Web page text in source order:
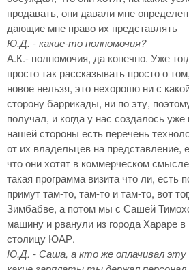
продавать, они давали мне
дающие мне право их представлять
Ю.Д. - какие-то полномочия?
А.К.- полномочия, да конечно. Уже
просто так рассказывать просто о
новое нельзя, это нехорошо ни с
сторону баррикады, ни по эту,
получал, и когда у нас создалось уже
нашей стороны есть перечень
от их владельцев на представление,
что они хотят в коммерческом
такая программа визита что ли, есть
примут там-то, там-то и там-то, вот
Зимбабве, а потом мы с Сашей
машину и рванули из города Хараре в
столицу ЮАР.
Ю.Д. - Саша, а кто же оплачивал эту